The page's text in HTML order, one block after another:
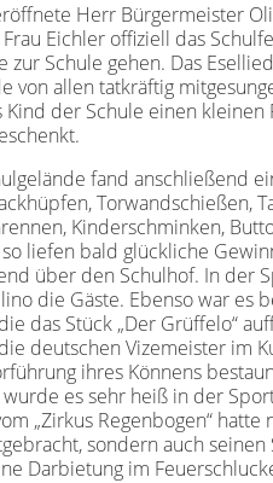
Herr Bürgermeister
Eichler offiziell das
zur Schule gehen. Das
von allen tatkräftig
der Schule einen kleinen
fand anschließend
Torwandschießen,
Kinderschminken,
liefen bald glückliche
über den Schulhof. In der
die Gäste. Ebenso war es
das Stück „Der Grüffelo“
deutschen Vizemeister im
ihres Könnens
wurde es sehr heiß in der
„Zirkus Regenbogen“
sondern auch
Darbietung im